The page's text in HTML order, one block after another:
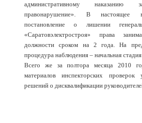
административному наказанию
правонарушение». В настоящее
постановление о лишении
«Саратовэлектростроя» права
должности сроком на 2 года. На
процедура наблюдения – начальная
Всего же за полтора месяца 2010
материалов инспекторских
решений о дисквалификации